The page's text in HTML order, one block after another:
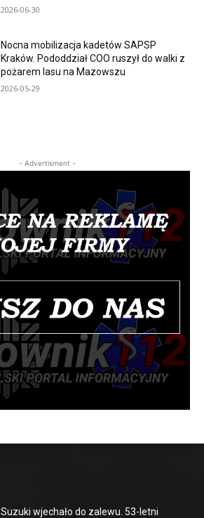
2026-06-30
Nocna mobilizacja kadetów SAPSP
Kraków. Pododdział COO ruszył do walki z
pożarem lasu na Mazowszu
2026-05-29
- Advertisment -
Suzuki wjechało do zalewu. 53-letni